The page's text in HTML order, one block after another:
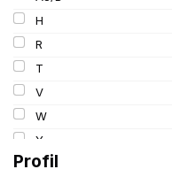
109/106
H
R
T
V
W
Y
Profil